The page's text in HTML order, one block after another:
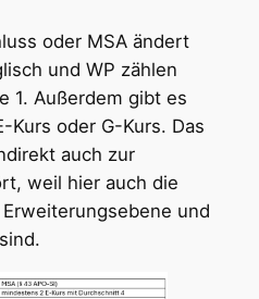
oder MSA ändert
und WP zählen
1. Außerdem gibt es
Kurs oder G-Kurs. Das
auch zur
weil hier auch die
und